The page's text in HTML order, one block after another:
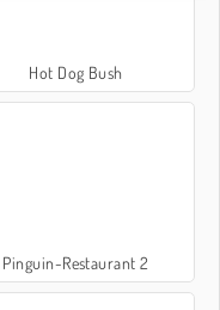
Hot Dog Bush
Pinguin-Restaurant 2